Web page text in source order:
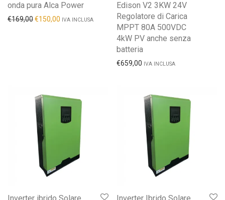
onda pura Alca Power
€169,00€150,00 IVA INCLUSA
Edison V2 3KW 24V
Regolatore di Carica
MPPT 80A 500VDC
4kW PV anche senza
batteria
€659,00 IVA INCLUSA